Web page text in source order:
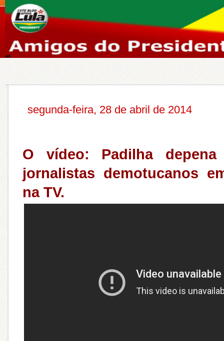
segunda-feira, 28 de abril de 2014
O vídeo: Padilha
jornalistas demotucanos
na TV.